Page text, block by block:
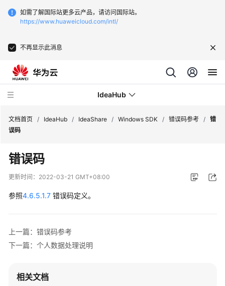
如需了解国际站更多云产品，请访问国际站。
https://www.huaweicloud.com/intl/
不再显示此消息
IdeaHub
产
品
介
考
考
文档首页 / IdeaHub / IdeaShare / Windows SDK / 错误码参考 / 错
误码
错误码
更新时间： 2022-03-21 GMT+08:00
参照4.6.5.1.7 错误码定义。
上一篇：错误码参考
下一篇：个人数据处理说明
相关文档